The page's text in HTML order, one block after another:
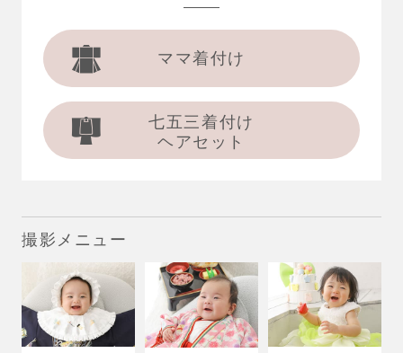
ママ着付け
七五三着付け
ヘアセット
撮影メニュー